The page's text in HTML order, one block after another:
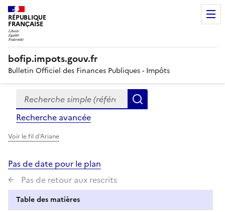
RÉPUBLIQUE
FRANÇAISE
bofip.impots.gouv.fr
Bulletin Officiel des Finances Publiques - Impôts
Formulaire
de
recherche
Recherche simple (références, mots clés, partie du
Recherche avancée
Voir le fil d'Ariane
Pas de date pour le plan
Pas de retour aux rescrits
Table des matières